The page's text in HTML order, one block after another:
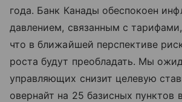
года. Банк Канады обеспокоен
давлением, связанным с
что в ближайшей перспективе
роста будут преобладать. Мы
управляющих снизит целевую
овернайт на 25 базисных пунктов